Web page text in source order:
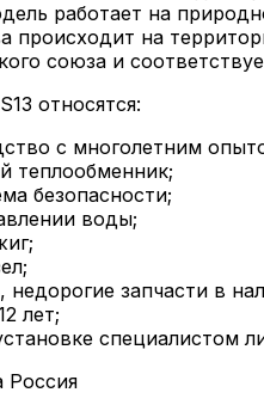
работает на
происходит на
союза и
относятся:
с многолетним
теплообменник;
безопасности;
воды;
запчасти в
лет;
специалистом
Россия